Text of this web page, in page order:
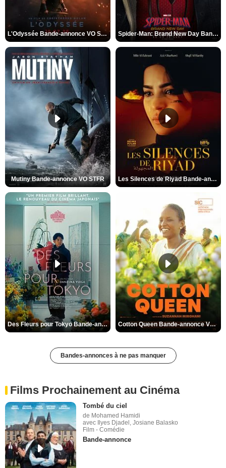
L'Odyssée Bande-annonce VO STFR Spider-Man: Brand New Day Bande-annonce VO STFR
Mutiny Bande-annonce VO STFR Les Silences de Riyad Bande-annonce VO STFR
Des Fleurs pour Tokyo Bande-annonce VO STFR Cotton Queen Bande-annonce VO STFR
Bandes-annonces à ne pas manquer
Films Prochainement au Cinéma
Tombé du ciel
de Mohamed Hamidi
avec Ilyes Djadel, Josiane Balasko
Film - Comédie
Bande-annonce